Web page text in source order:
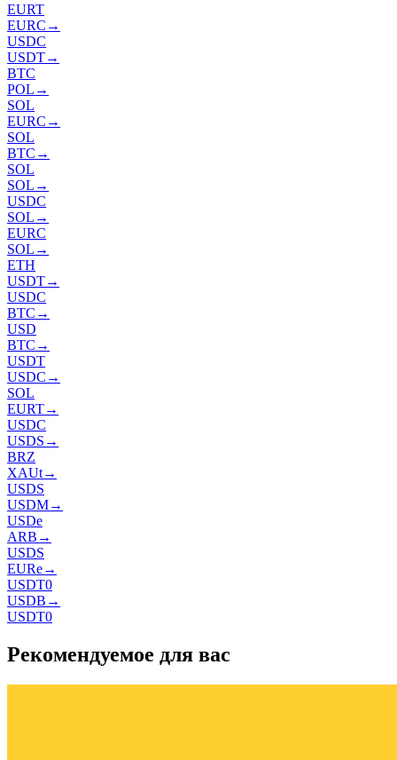
EURT
EURC →
USDC
USDT→
BTC
POL →
SOL
EURC →
SOL
BTC →
SOL
SOL →
USDC
SOL →
EURC
SOL →
ETH
USDT→
USDC
BTC →
USD
BTC →
USDT
USDC →
SOL
EURT→
USDC
USDS →
BRZ
XAUt→
USDS
USDM→
USDe
ARB →
USDS
EURe→
USDT0
USDB →
USDT0
Рекомендуемое для вас